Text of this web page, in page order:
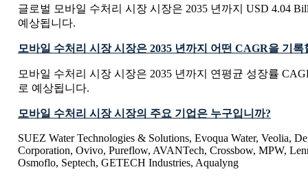
글로벌 모바일 수처리 시장 시장은 2035 년까지 USD 4.04
예상됩니다.
모바일 수처리 시장 시장은 2035 년까지 어떤 CAGR을 기
모바일 수처리 시장 시장은 2035 년까지 연평균 성장률
로 예상됩니다.
모바일 수처리 시장 시장의 주요 기업은 누구입니까?
SUEZ Water Technologies & Solutions, Evoqua Water, Veolia,
Corporation, Ovivo, Pureflow, AVANTech, Crossbow, MPW,
Osmoflo, Septech, GETECH Industries, Aqualyng